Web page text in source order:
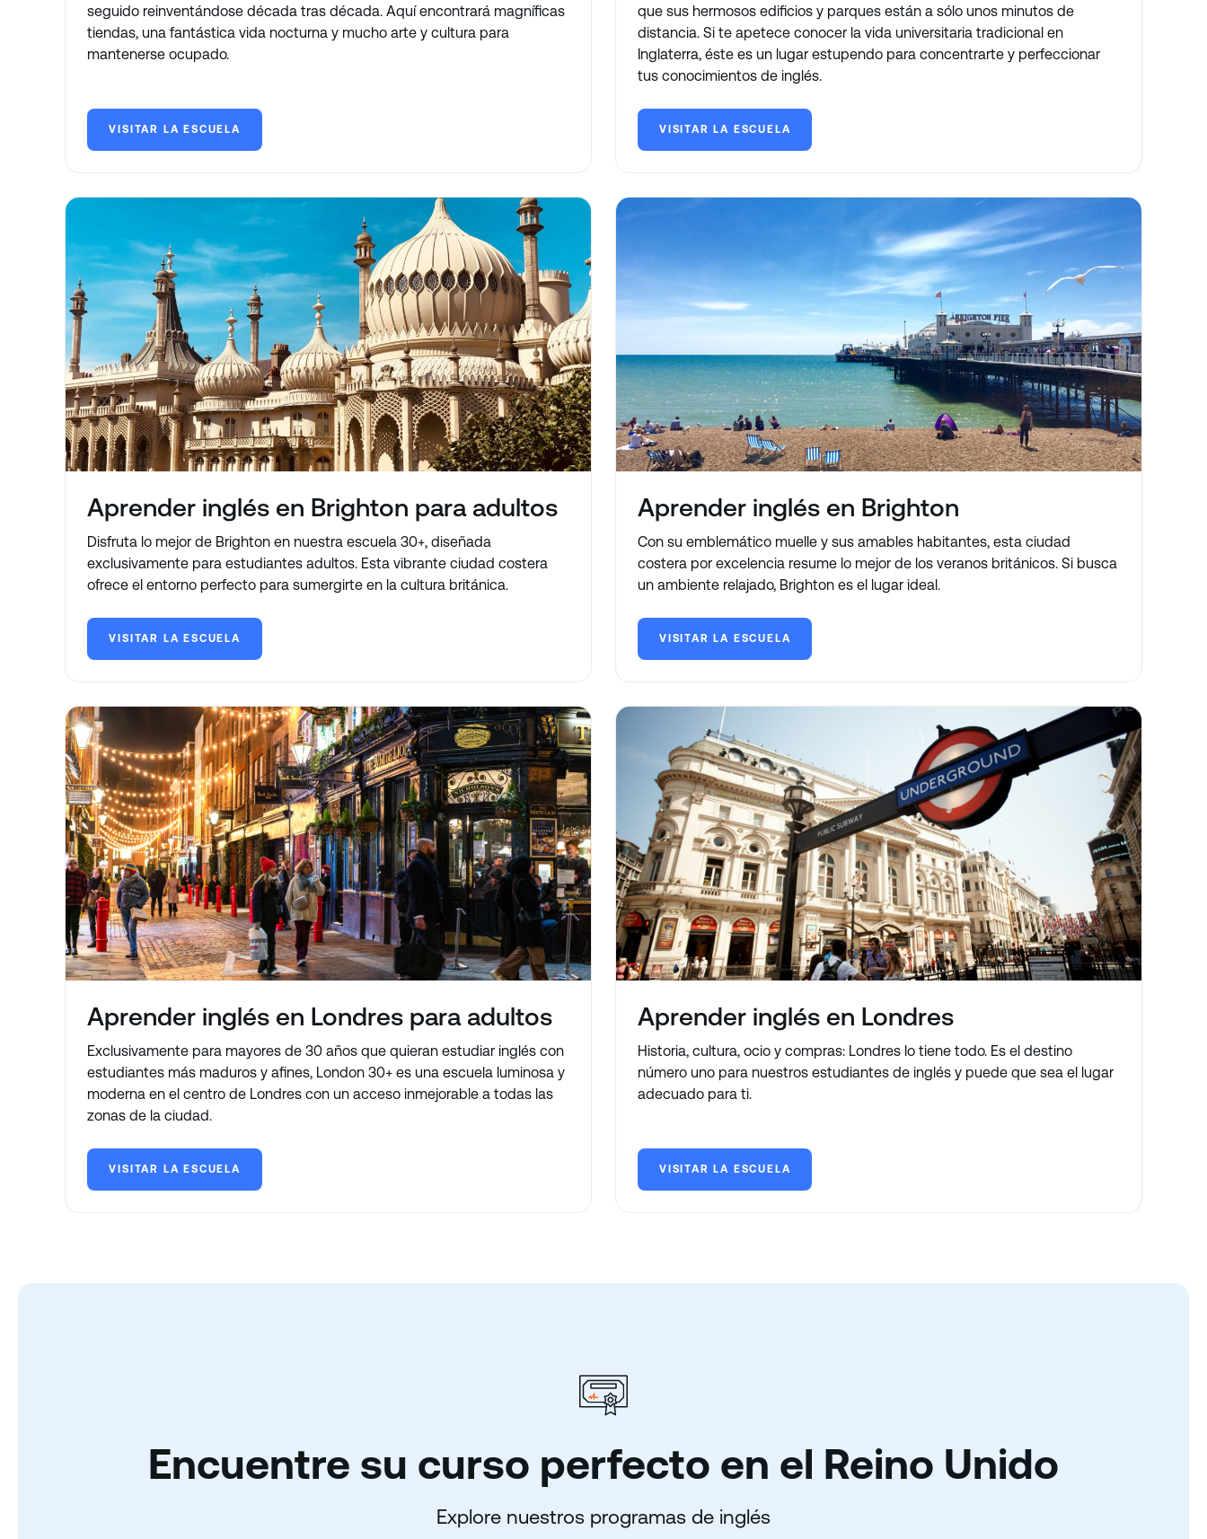
seguido reinventándose década tras década. Aquí encontrará magníficas
tiendas, una fantástica vida nocturna y mucho arte y cultura para
mantenerse ocupado.
VISITAR LA ESCUELA
que sus hermosos edificios y parques están a sólo unos minutos de
distancia. Si te apetece conocer la vida universitaria tradicional en
Inglaterra, éste es un lugar estupendo para concentrarte y perfeccionar
tus conocimientos de inglés.
VISITAR LA ESCUELA
Aprender inglés en Brighton para adultos
Disfruta lo mejor de Brighton en nuestra escuela 30+, diseñada
exclusivamente para estudiantes adultos. Esta vibrante ciudad costera
ofrece el entorno perfecto para sumergirte en la cultura británica.
VISITAR LA ESCUELA
Aprender inglés en Brighton
Con su emblemático muelle y sus amables habitantes, esta ciudad
costera por excelencia resume lo mejor de los veranos británicos. Si busca
un ambiente relajado, Brighton es el lugar ideal.
VISITAR LA ESCUELA
Aprender inglés en Londres para adultos
Exclusivamente para mayores de 30 años que quieran estudiar inglés con
estudiantes más maduros y afines, London 30+ es una escuela luminosa y
moderna en el centro de Londres con un acceso inmejorable a todas las
zonas de la ciudad.
VISITAR LA ESCUELA
Aprender inglés en Londres
Historia, cultura, ocio y compras: Londres lo tiene todo. Es el destino
número uno para nuestros estudiantes de inglés y puede que sea el lugar
adecuado para ti.
VISITAR LA ESCUELA
Encuentre su curso perfecto en el Reino Unido
Explore nuestros programas de inglés